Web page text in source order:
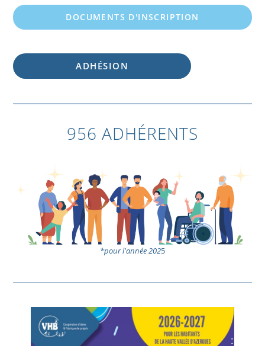
DOCUMENTS D'INSCRIPTION
ADHÉSION
956 ADHÉRENTS
*pour l'année 2025